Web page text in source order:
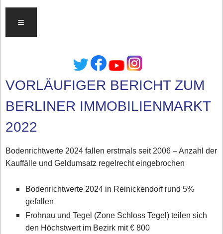
≡
VORLÄUFIGER BERICHT ZUM
BERLINER IMMOBILIENMARKT
2022
Bodenrichtwerte 2024 fallen erstmals seit 2006 – Anzahl der
Kauffälle und Geldumsatz regelrecht eingebrochen
Bodenrichtwerte 2024 in Reinickendorf rund 5%
gefallen
Frohnau und Tegel (Zone Schloss Tegel) teilen sich
den Höchstwert im Bezirk mit € 800